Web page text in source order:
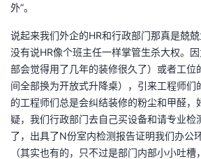
外”。
说起来我们外企的HR和行政部门那真是兢
没有说HR像个班主任一样掌管生杀大权。
部会觉得用了几年的装修很久了）或者工位
间全部换为开放式升降桌），引来工程师们
的工程师们总是会纠结装修的粉尘和甲醛，
疑，我们行政部门去自己买设备和请专业检
了，出具了N份室内检测报告证明我们办公
（其实也有的，只不过是部门内部小小吐槽